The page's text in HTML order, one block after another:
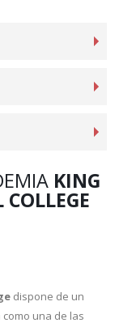
KING
dispone de un
una de las